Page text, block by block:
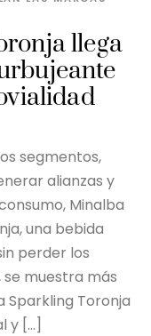
llega
segmentos,
alianzas y
Minalba
una bebida
perder los
muestra más
Sparkling Toronja
y […]